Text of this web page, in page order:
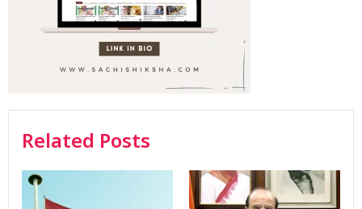
Related Posts